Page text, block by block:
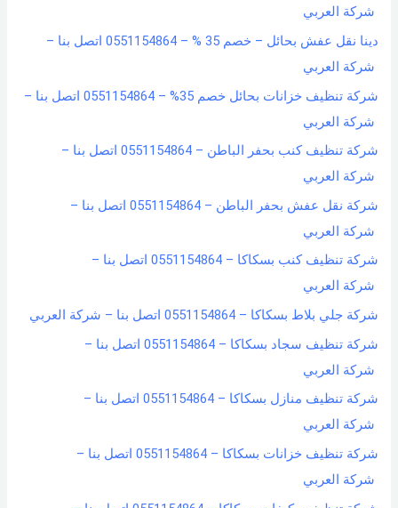
شركة العربي
دينا نقل عفش بحائل – خصم 35 % – 0551154864 اتصل بنا –
شركة العربي
شركة تنظيف خزانات بحائل خصم 35% – 0551154864 اتصل بنا –
شركة العربي
شركة تنظيف كنب بحفر الباطن – 0551154864 اتصل بنا –
شركة العربي
شركة نقل عفش بحفر الباطن – 0551154864 اتصل بنا –
شركة العربي
شركة تنظيف كنب بسكاكا – 0551154864 اتصل بنا –
شركة العربي
شركة جلي بلاط بسكاكا – 0551154864 اتصل بنا – شركة العربي
شركة تنظيف سجاد بسكاكا – 0551154864 اتصل بنا –
شركة العربي
شركة تنظيف منازل بسكاكا – 0551154864 اتصل بنا –
شركة العربي
شركة تنظيف خزانات بسكاكا – 0551154864 اتصل بنا –
شركة العربي